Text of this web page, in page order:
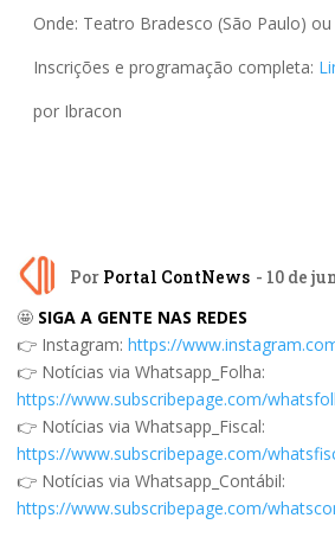
Onde: Teatro Bradesco (São Paulo)
Inscrições e programação completa:
por Ibracon
Por Portal ContNews - 10 de
🤩 SIGA A GENTE NAS REDES
👉 Instagram: https://
👉 Notícias via Whatsapp_Folha:
https://www.subscribepage.com/
👉 Notícias via Whatsapp_Fiscal:
https://www.subscribepage.com/
👉 Notícias via Whatsapp_Contábil:
https://www.subscribepage.com/